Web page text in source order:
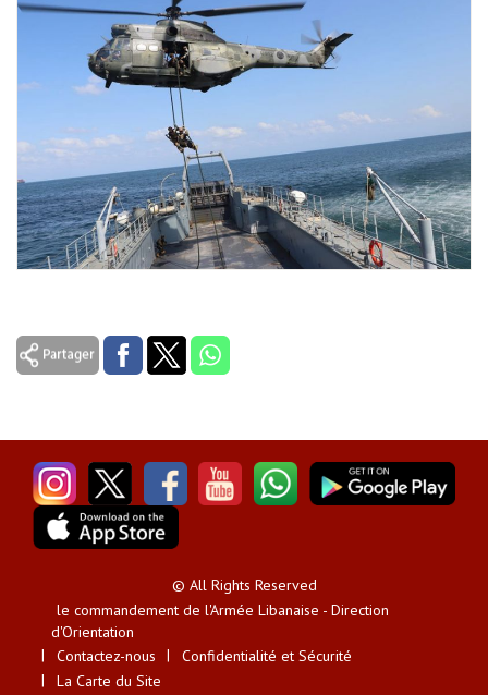
© All Rights Reserved
le commandement de l'Armée Libanaise - Direction
d'Orientation
Contactez-nous
Confidentialité et Sécurité
La Carte du Site